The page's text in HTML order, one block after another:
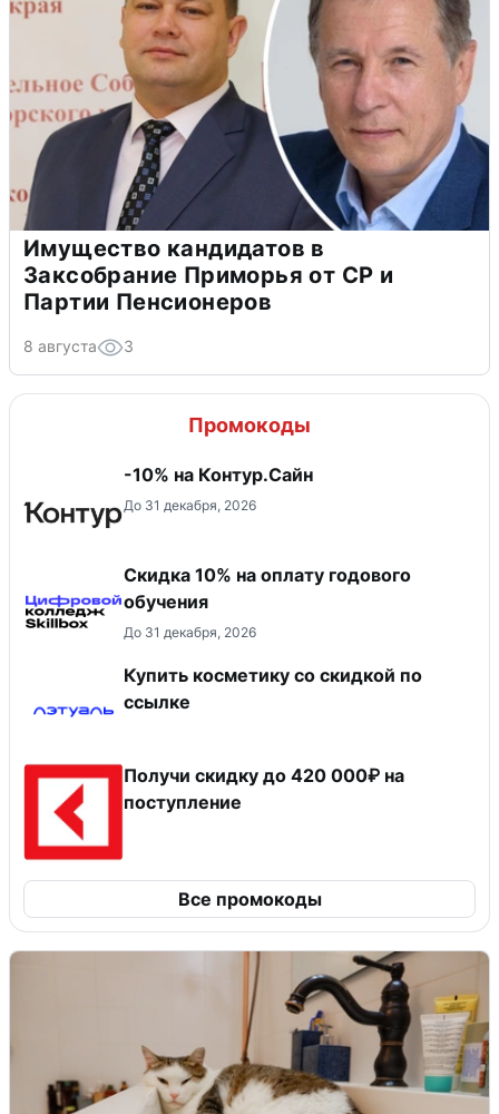
Имущество кандидатов в
Заксобрание Приморья от СР и
Партии Пенсионеров
8 августа 3
Промокоды
-10% на Контур.Сайн
До 31 декабря, 2026
Скидка 10% на оплату годового
обучения
До 31 декабря, 2026
Купить косметику со скидкой по
ссылке
Получи скидку до 420 000₽ на
поступление
Все промокоды